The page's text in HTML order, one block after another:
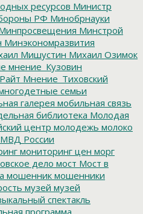
ресурсов Министр
РФ Минобрнауки
Минстрой
Минэкономразвития
Мишустин Михаил Озимок
мнение_Кузовин
Мнение_Тиховский
семьи
галерея мобильная связь
библиотека Молодая
центр молодежь молоко
России
мониторинг цен морг
дело мост Мост в
мошенник мошенники
музей музей
спектакль
программа